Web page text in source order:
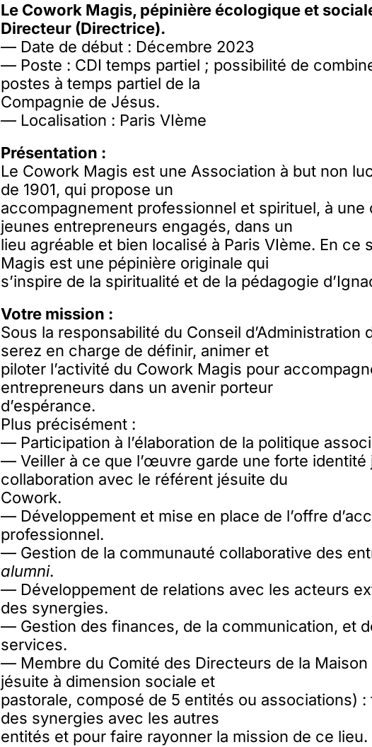
Le Cowork Magis, pépinière écologique et
Directeur (Directrice).
— Date de début : Décembre 2023
— Poste : CDI temps partiel ; possibilité de
postes à temps partiel de la
Compagnie de Jésus.
— Localisation : Paris VIème
Présentation :
Le Cowork Magis est une Association à but non
de 1901, qui propose un
accompagnement professionnel et spirituel, à une
jeunes entrepreneurs engagés, dans un
lieu agréable et bien localisé à Paris VIème. En ce
Magis est une pépinière originale qui
s’inspire de la spiritualité et de la pédagogie
Votre mission :
Sous la responsabilité du Conseil d’Administration
serez en charge de définir, animer et
piloter l’activité du Cowork Magis pour
entrepreneurs dans un avenir porteur
d’espérance.
Plus précisément :
— Participation à l’élaboration de la politique
— Veiller à ce que l’œuvre garde une forte identité
collaboration avec le référent jésuite du
Cowork.
— Développement et mise en place de l’offre
professionnel.
— Gestion de la communauté collaborative des
alumni.
— Développement de relations avec les acteurs
des synergies.
— Gestion des finances, de la communication, et
services.
— Membre du Comité des Directeurs de la
jésuite à dimension sociale et
pastorale, composé de 5 entités ou associations)
des synergies avec les autres
entités et pour faire rayonner la mission de ce lieu.